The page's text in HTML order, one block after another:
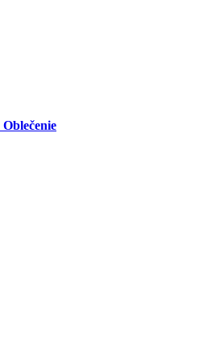
Oblečenie